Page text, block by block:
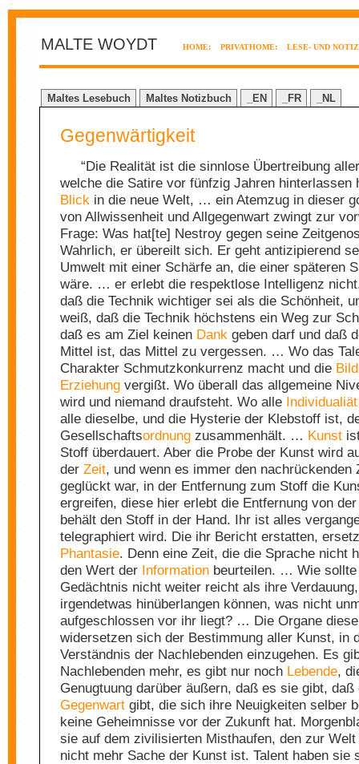
MALTE WOYDT HOME: PRIVATHOME: LESE- UND
Maltes Lesebuch Maltes Notizbuch _EN _FR _NL
Gegenwärtigkeit
“Die Realität ist die sinnlose Übertreibung
welche die Satire vor fünfzig Jahren
Blick in die neue Welt, … ein Atemzug in dieser
von Allwissenheit und Allgegenwart zwingt zur
Frage: Was hat[te] Nestroy gegen seine
Wahrlich, er übereilt sich. Er geht antizipierend
Umwelt mit einer Schärfe an, die einer späteren
wäre. … er erlebt die respektlose Intelligenz
daß die Technik wichtiger sei als die Schönheit,
weiß, daß die Technik höchstens ein Weg zur
daß es am Ziel keinen Dank geben darf und daß
Mittel ist, das Mittel zu vergessen. … Wo das
Charakter Schmutzkonkurrenz macht und die
Erziehung vergißt. Wo überall das allgemeine
wird und niemand draufsteht. Wo alle Individualiät
alle dieselbe, und die Hysterie der Klebstoff ist,
Gesellschaftsordnung zusammenhält. … Kunst
Stoff überdauert. Aber die Probe der Kunst wird
der Zeit, und wenn es immer den nachrückenden
geglückt war, in der Entfernung zum Stoff die
ergreifen, diese hier erlebt die Entfernung von
behält den Stoff in der Hand. Ihr ist alles
telegraphiert wird. Die ihr Bericht erstatten,
Phantasie. Denn eine Zeit, die die Sprache nicht
den Wert der Information beurteilen. … Wie sollte
Gedächtnis nicht weiter reicht als ihre
irgendetwas hinüberlangen können, was nicht
aufgeschlossen vor ihr liegt? … Die Organe
widersetzen sich der Bestimmung aller Kunst, in
Verständnis der Nachlebenden einzugehen. Es
Nachlebenden mehr, es gibt nur noch Lebende,
Genugtuung darüber äußern, daß es sie gibt, daß
Gegenwart gibt, die sich ihre Neuigkeiten selber
keine Geheimnisse vor der Zukunft hat.
sie auf dem zivilisierten Misthaufen, den zur
nicht mehr Sache der Kunst ist. Talent haben sie